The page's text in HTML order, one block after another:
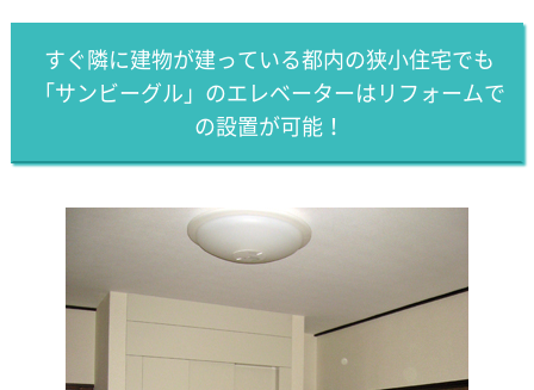
すぐ隣に建物が建っている都内の狭小住宅でも
「サンビーグル」のエレベーターはリフォームで
の設置が可能！